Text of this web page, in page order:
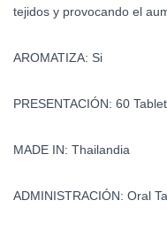
tejidos y provocando el
AROMATIZA: Si
PRESENTACIÓN: 60
MADE IN: Thailandia
ADMINISTRACIÓN: Oral